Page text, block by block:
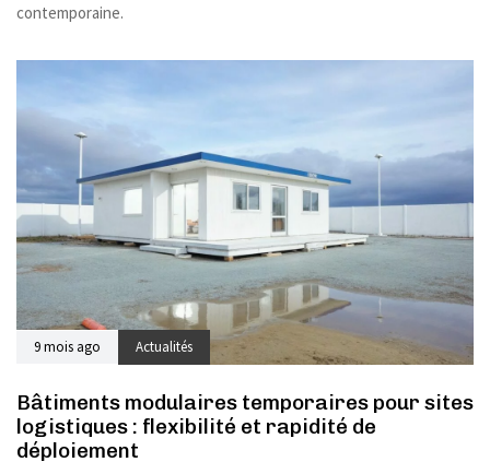
contemporaine.
9 mois ago Actualités
Bâtiments modulaires temporaires pour sites
logistiques : flexibilité et rapidité de
déploiement